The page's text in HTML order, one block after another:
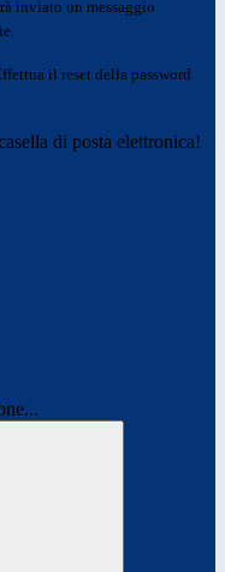
inviato un messaggio
il reset della password
di posta elettronica!